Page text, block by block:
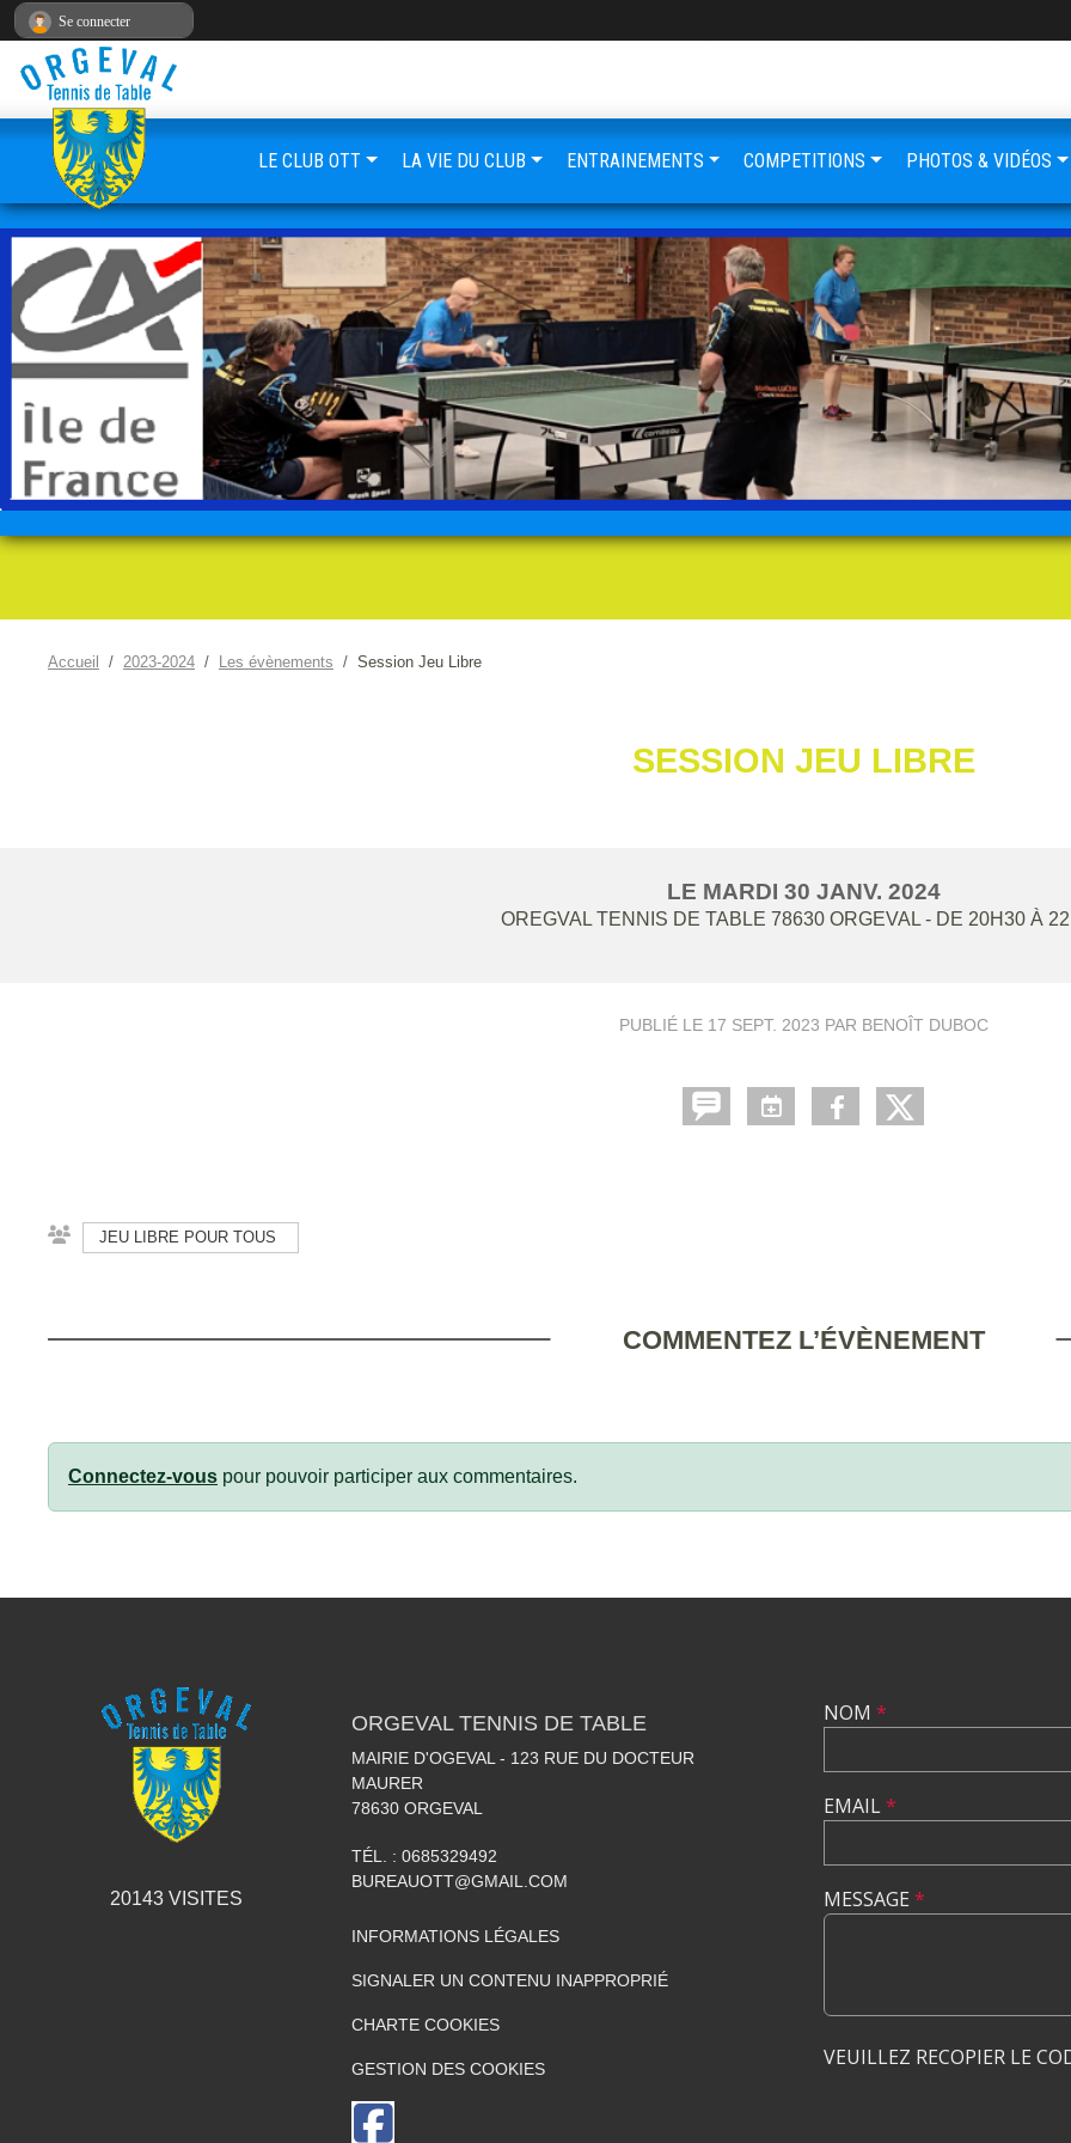
Accueil 2023-2024 Les évènements Session Jeu Libre
SESSION JEU LIBRE
LE MARDI 30 JANV. 2024
OREGVAL TENNIS DE TABLE 78630 ORGEVAL - DE 20H30 À
PUBLIÉ LE 17 SEPT. 2023 PAR BENOÎT DUBOC
JEU LIBRE POUR TOUS
COMMENTEZ L’ÉVÈNEMENT
Connectez-vous pour pouvoir participer aux commentaires.
LE CLUB OTT LA VIE DU CLUB ENTRAINEMENTS COMPETITIONS PHOTOS & VIDÉOS
20143VISITES
ORGEVAL TENNIS DE TABLE
MAIRIE D'OGEVAL - 123 RUE DU DOCTEUR
MAURER
78630 ORGEVAL
TÉL. : 0685329492
BUREAUOTT@GMAIL.COM
INFORMATIONS LÉGALES
SIGNALER UN CONTENU INAPPROPRIÉ
CHARTE COOKIES
GESTION DES COOKIES
NOM *
EMAIL*
MESSAGE *
VEUILLEZ RECOPIER LE
Se connecter
Panneau de gestion des cookies